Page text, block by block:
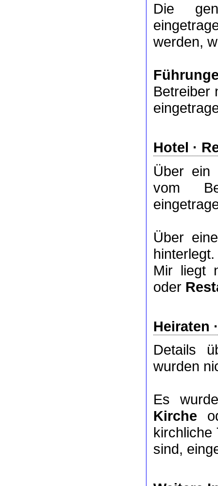
Die
werden,
Betreiber
Hotel ·
Über ein
vom
Über
hinterlegt.
Mir liegt
oder
Heiraten
Details
wurden
Es
Kirche
kirchliche
sind,